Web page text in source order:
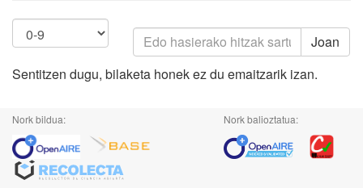
Joan
Sentitzen dugu, bilaketa honek ez du emaitzarik izan.
Nork bildua: Nork balioztatua: